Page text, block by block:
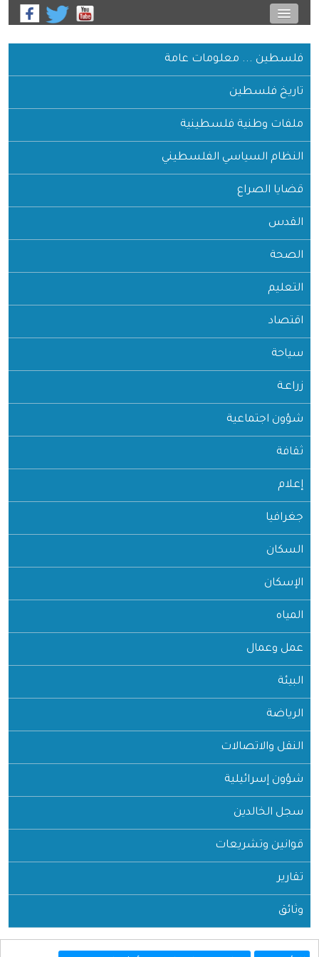
فلسطين ... معلومات عامة
تاريخ فلسطين
ملفات وطنية فلسطينية
النظام السياسي الفلسطيني
قضايا الصراع
القدس
الصحة
التعليم
اقتصاد
سياحة
زراعـة
شؤون اجتماعية
ثقافة
إعلام
جغرافيا
السكان
الإسكان
المياه
عمل وعمال
البيئة
الرياضة
النقل والاتصالات
شؤون إسرائيلية
سجل الخالدين
قوانين وتشريعات
تقارير
وثائق